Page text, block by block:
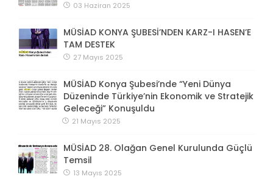
03 Haziran 2025
MÜSİAD KONYA ŞUBESİ’NDEN KARZ-I HASEN’E
TAM DESTEK
27 Mayıs 2025
MÜSİAD Konya Şubesi’nde “Yeni Dünya
Düzeninde Türkiye’nin Ekonomik ve Stratejik
Geleceği” Konuşuldu
21 Mayıs 2025
MÜSİAD 28. Olağan Genel Kurulunda Güçlü
Temsil
13 Mayıs 2025